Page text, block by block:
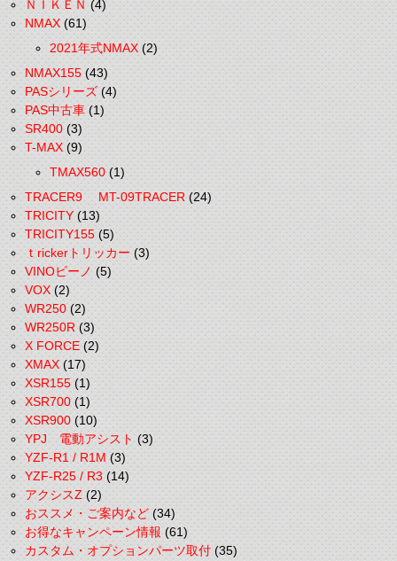
ＮＩＫＥＮ(4)
NMAX(61)
2021年式NMAX(2)
NMAX155(43)
PASシリーズ(4)
PAS中古車(1)
SR400(3)
T-MAX(9)
TMAX560(1)
TRACER9 MT-09TRACER(24)
TRICITY(13)
TRICITY155(5)
ｔrickerトリッカー(3)
VINOビーノ(5)
VOX(2)
WR250(2)
WR250R(3)
X FORCE(2)
XMAX(17)
XSR155(1)
XSR700(1)
XSR900(10)
YPJ 電動アシスト(3)
YZF-R1 / R1M(3)
YZF-R25 / R3(14)
アクシスZ(2)
おススメ・ご案内など(34)
お得なキャンペーン情報(61)
カスタム・オプションパーツ取付(35)